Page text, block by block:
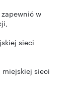
w
sieci
sieci